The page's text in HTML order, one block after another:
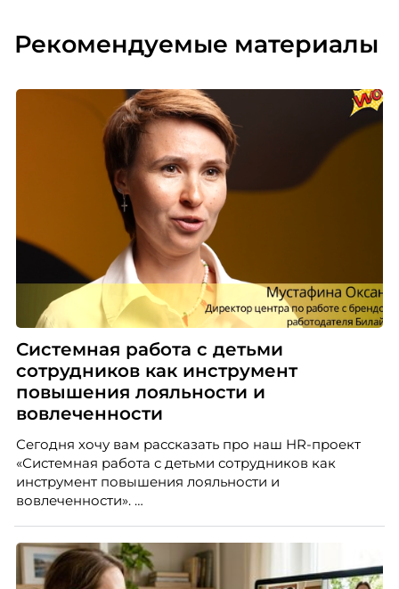
Рекомендуемые материалы
Системная работа с детьми
сотрудников как инструмент
повышения лояльности и
вовлеченности
Сегодня хочу вам рассказать про наш HR-проект
«Системная работа с детьми сотрудников как
инструмент повышения лояльности и
вовлеченности».